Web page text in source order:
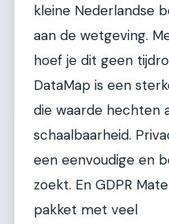
kleine Nederlandse
aan de wetgeving.
hoef je dit geen
DataMap is een
die waarde hechten
schaalbaarheid.
een eenvoudige en
zoekt. En GDPR
pakket met veel